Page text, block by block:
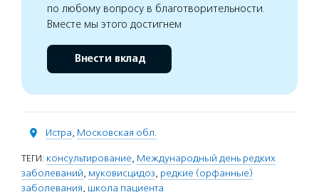
по любому вопросу в благотворительности.
Вместе мы этого достигнем
Внести вклад
Истра, Московская обл.
ТЕГИ: консультирование, Международный день редких
заболеваний, муковисцидоз, редкие (орфанные)
заболевания, школа пациента